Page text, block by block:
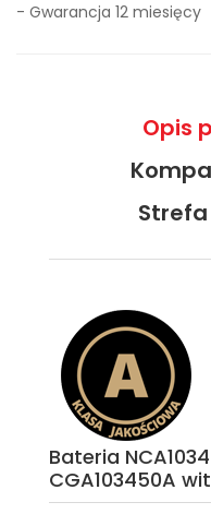
- Gwarancja 12 miesięcy
Opis
Bateria
CGA103450A